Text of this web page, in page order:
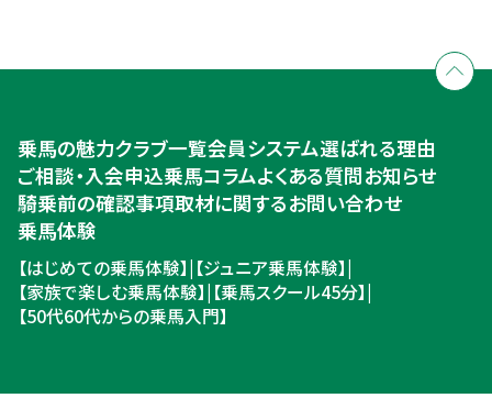
入会のご相談・申込
ご相談・入会申込
乗馬の魅力クラブ一覧会員システム選ばれる理由
ご相談・入会申込乗馬コラムよくある質問お知らせ
騎乗前の確認事項取材に関するお問い合わせ
乗馬体験
【はじめての乗馬体験】| 【ジュニア乗馬体験】|
【家族で楽しむ乗馬体験】| 【乗馬スクール45分】|
【50代60代からの乗馬入門】